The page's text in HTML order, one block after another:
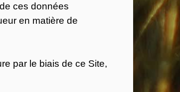
ces données
en matière de
par le biais de ce Site,